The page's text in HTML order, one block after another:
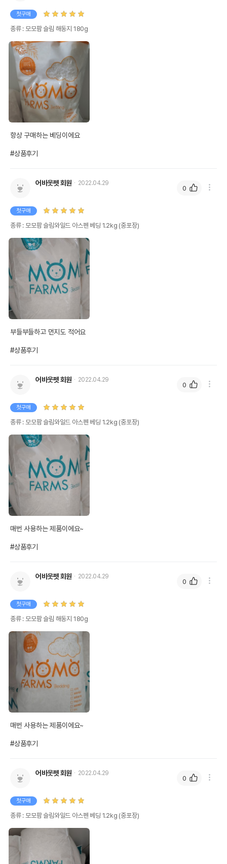
첫구매
종류 : 모모팜 슬림 해동지 180g
항상 구매하는 베딩이에요
#상품후기
어바웃펫 회원 2022.04.29
첫구매
종류 : 모모팜 슬림와일드 아스펜 베딩 1.2kg (중포장)
부들부들하고 먼지도 적어요
#상품후기
0
어바웃펫 회원 2022.04.29
첫구매
종류 : 모모팜 슬림와일드 아스펜 베딩 1.2kg (중포장)
매번 사용하는 제품이에요~
#상품후기
0
어바웃펫 회원 2022.04.29
첫구매
종류 : 모모팜 슬림 해동지 180g
매번 사용하는 제품이에요~
#상품후기
0
어바웃펫 회원 2022.04.29
첫구매
종류 : 모모팜 슬림와일드 아스펜 베딩 1.2kg (중포장)
0